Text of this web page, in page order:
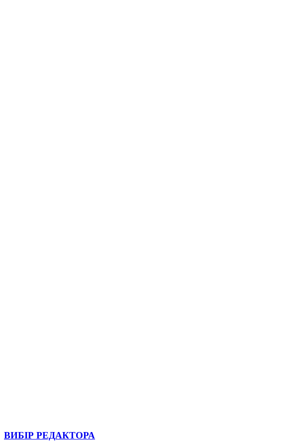
ВИБІР РЕДАКТОРА